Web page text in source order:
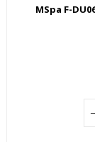
MSpa F-
−